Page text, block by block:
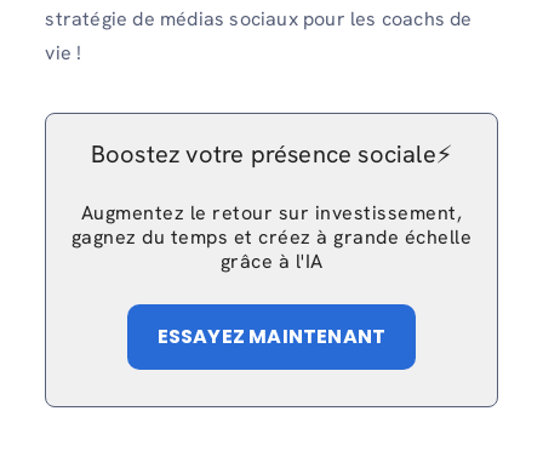
stratégie de médias sociaux pour les coachs de
vie !
Boostez votre présence sociale⚡️
Augmentez le retour sur investissement,
gagnez du temps et créez à grande échelle
grâce à l'IA
ESSAYEZ MAINTENANT